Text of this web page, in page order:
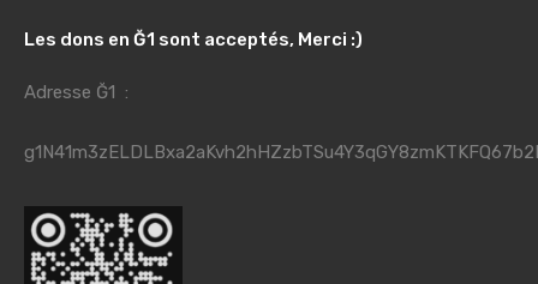
Les dons en Ğ1 sont acceptés, Merci :)
Adresse Ğ1 :